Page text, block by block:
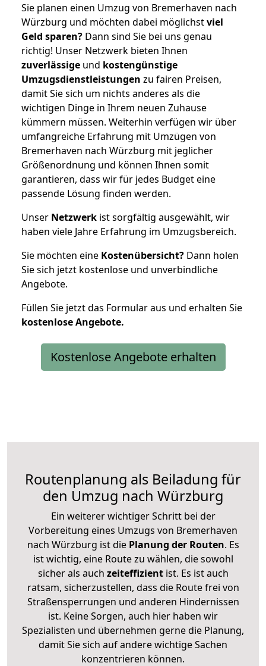
Sie planen einen Umzug von Bremerhaven nach
Würzburg und möchten dabei möglichstviel
Geld sparen? Dann sind Sie bei uns genau
richtig! Unser Netzwerk bieten Ihnen
zuverlässige und kostengünstige
Umzugsdienstleistungen zu fairen Preisen,
damit Sie sich um nichts anderes als die
wichtigen Dinge in Ihrem neuen Zuhause
kümmern müssen. Weiterhin verfügen wir über
umfangreiche Erfahrung mit Umzügen von
Bremerhaven nach Würzburg mit jeglicher
Größenordnung und können Ihnen somit
garantieren, dass wir für jedes Budget eine
passende Lösung finden werden.
Unser Netzwerk ist sorgfältig ausgewählt, wir
haben viele Jahre Erfahrung im Umzugsbereich.
Sie möchten eine Kostenübersicht? Dann holen
Sie sich jetzt kostenlose und unverbindliche
Angebote.
Füllen Sie jetzt das Formular aus und erhalten Sie
kostenloseAngebote.
Kostenlose Angebote erhalten
Routenplanung als Beiladung für
den Umzug nach Würzburg
Ein weiterer wichtiger Schritt bei der
Vorbereitung eines Umzugs von Bremerhaven
nach Würzburg ist diePlanung der Routen. Es
ist wichtig, eine Route zu wählen, die sowohl
sicher als auch zeiteffizientist. Es ist auch
ratsam, sicherzustellen, dass die Route frei von
Straßensperrungen und anderen Hindernissen
ist. Keine Sorgen, auch hier haben wir
Spezialisten und übernehmen gerne die Planung,
damit Sie sich auf andere wichtige Sachen
konzentrieren können.